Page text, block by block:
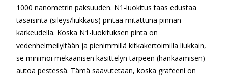
1000 nanometrin paksuuden. N1-luokitus taas edustaa
tasaisinta (sileys/liukkaus) pintaa mitattuna pinnan
karkeudella. Koska N1-luokituksen pinta on
vedenhelmeilyltään ja pienimmillä kitkakertoimilla liukkain,
se minimoi mekaanisen käsittelyn tarpeen (hankaamisen)
autoa pestessä. Tämä saavutetaan, koska grafeeni on